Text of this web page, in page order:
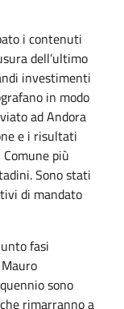
i contenuti
dell’ultimo
investimenti
in modo
ad Andora
e i risultati
più
Sono stati
di mandato
fasi
sono
rimarranno a